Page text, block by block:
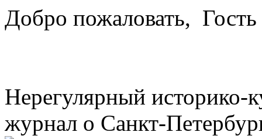
Добро пожаловать, Гость
Нерегулярный историко-
журнал о Санкт-